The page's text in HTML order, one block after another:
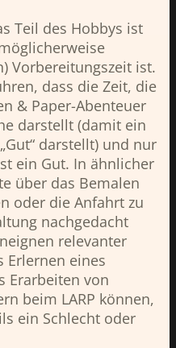
Teil des Hobbys ist
Vorbereitungszeit ist.
dass die Zeit, die
& Paper-Abenteuer
darstellt (damit ein
darstellt) und nur
ein Gut. In ähnlicher
über das Bemalen
oder die Anfahrt zu
nachgedacht
relevanter
Erlernen eines
Erarbeiten von
beim LARP können,
ein Schlecht oder